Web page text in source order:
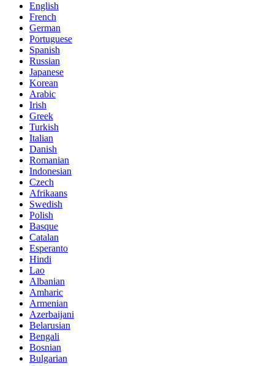
English
French
German
Portuguese
Spanish
Russian
Japanese
Korean
Arabic
Irish
Greek
Turkish
Italian
Danish
Romanian
Indonesian
Czech
Afrikaans
Swedish
Polish
Basque
Catalan
Esperanto
Hindi
Lao
Albanian
Amharic
Armenian
Azerbaijani
Belarusian
Bengali
Bosnian
Bulgarian